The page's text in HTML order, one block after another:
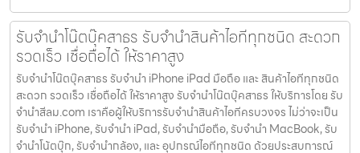
รับจำนำโน๊ตบุ๊คสาธร รับจำนำสินค้าไอทีทุกชนิด สะดวก
รวดเร็ว เชื่อถือได้ ให้ราคาสูง
รับจำนำโน๊ตบุ๊คสาธร รับจำนำ iPhone iPad มือถือ และ สินค้าไอทีทุกชนิด
สะดวก รวดเร็ว เชื่อถือได้ ให้ราคาสูง รับจำนำโน๊ตบุ๊คสาธร ให้บริการโดย รับ
จํานําสีลม.com เราคือผู้ให้บริการรับจำนำสินค้าไอทีครบวงจร ไม่ว่าจะเป็น
รับจำนำ iPhone, รับจำนำ iPad, รับจำนำมือถือ, รับจำนำ MacBook, รับ
จำนำโน้ตบุ๊ก, รับจำนำกล้อง, และ อุปกรณ์ไอทีทุกชนิด ด้วยประสบการณ์